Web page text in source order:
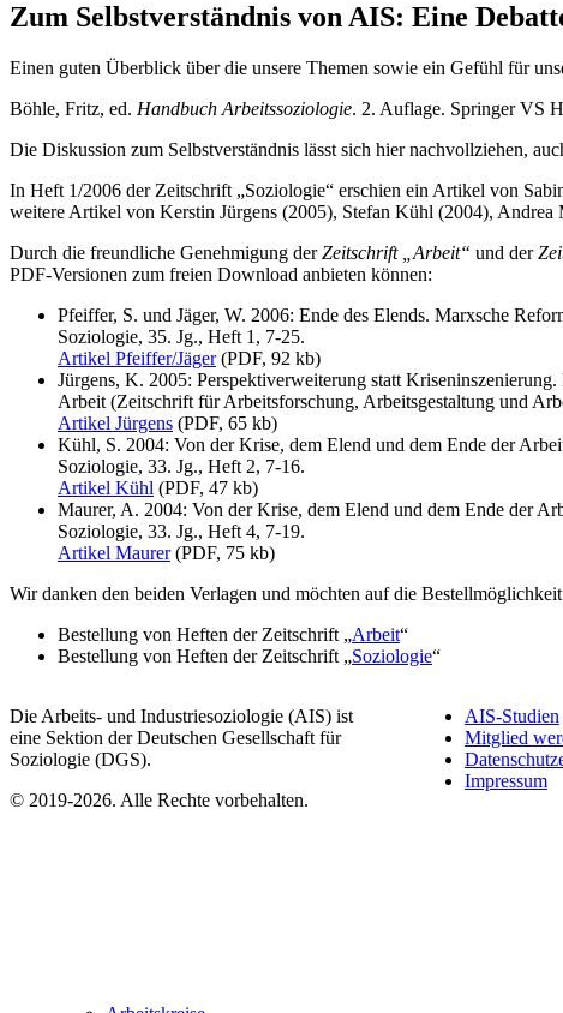
Zum Selbstverständnis von AIS: Eine
Einen guten Überblick über die unsere Themen sowie ein Gefühl für
Böhle, Fritz, ed. Handbuch Arbeitssoziologie. 2. Auflage. Springer VS
Die Diskussion zum Selbstverständnis lässt sich hier nachvollziehen,
In Heft 1/2006 der Zeitschrift „Soziologie“ erschien ein Artikel von
weitere Artikel von Kerstin Jürgens (2005), Stefan Kühl (2004), Andrea
Durch die freundliche Genehmigung derZeitschrift „Arbeit“ und der
PDF-Versionen zum freien Download anbieten können:
Pfeiffer, S. und Jäger, W. 2006: Ende des Elends. Marxsche
Soziologie, 35. Jg., Heft 1, 7-25.
Artikel Pfeiffer/Jäger(PDF, 92 kb)
Jürgens, K. 2005: Perspektiverweiterung statt
Arbeit (Zeitschrift für Arbeitsforschung, Arbeitsgestaltung und
Artikel Jürgens (PDF, 65 kb)
Kühl, S. 2004: Von der Krise, dem Elend und dem Ende der
Soziologie, 33. Jg., Heft 2, 7-16.
Artikel Kühl (PDF, 47 kb)
Maurer, A. 2004: Von der Krise, dem Elend und dem Ende der
Soziologie, 33. Jg., Heft 4, 7-19.
Artikel Maurer(PDF, 75 kb)
Wir danken den beiden Verlagen und möchten auf die
Bestellung von Heften der Zeitschrift „Arbeit“
Bestellung von Heften der Zeitschrift „Soziologie“
Die Arbeits- und Industriesoziologie (AIS) ist
eine Sektion der Deutschen Gesellschaft für
Soziologie (DGS).
© 2019-2026. Alle Rechte vorbehalten.
AIS-Studien
Mitglied
Impressum